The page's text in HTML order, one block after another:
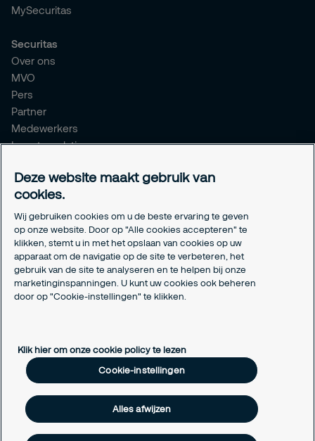
MySecuritas
Securitas
Over ons
MVO
Pers
Partner
Medewerkers
Investor relations
Certificeringen
Aanmeldformulieren installatiepartners
Juridisch
Privacyverklaring
Algemene voorwaarden
Responsible disclosure
Cookie-instellingen
Deze website maakt gebruik van
cookies.
Wij gebruiken cookies om u de beste ervaring te geven
op onze website. Door op "Alle cookies accepteren" te
klikken, stemt u in met het opslaan van cookies op uw
apparaat om de navigatie op de site te verbeteren, het
gebruik van de site te analyseren en te helpen bij onze
marketinginspanningen. U kunt uw cookies ook beheren
door op "Cookie-instellingen" te klikken.
Klik hier om onze cookie policy te lezen
Cookie-instellingen
Alles afwijzen